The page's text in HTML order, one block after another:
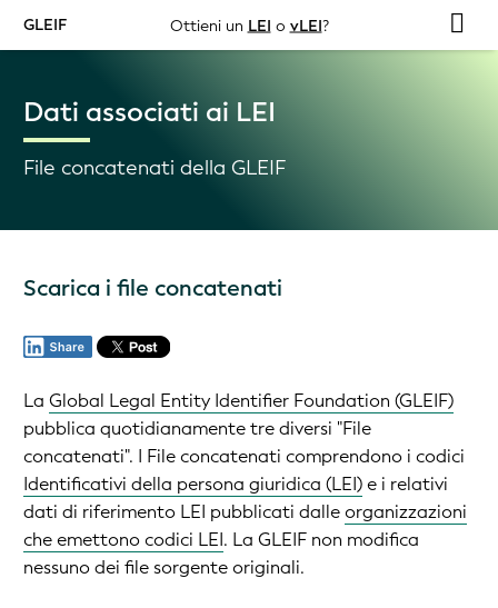
GLEIF Ottieni un LEI o vLEI?
Dati associati ai LEI
File concatenati della GLEIF
Scarica i file concatenati
La Global Legal Entity Identifier Foundation (GLEIF)
pubblica quotidianamente tre diversi "File
concatenati". I File concatenati comprendono i codici
Identificativi della persona giuridica (LEI)e i relativi
dati di riferimento LEI pubblicati dalleorganizzazioni
che emettono codici LEI. La GLEIF non modifica
nessuno dei file sorgente originali.